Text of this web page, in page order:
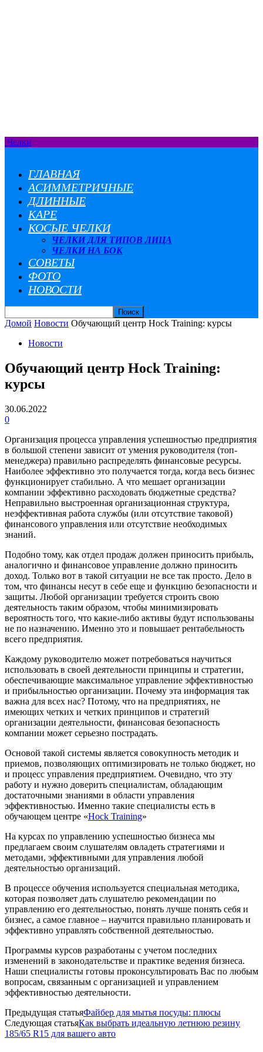
Челки
ГЛАВНАЯ
АСИММЕТРИЧНЫЕ
ДЛИННЫЕ
КАРЕ
КОСЫЕ ЧЕЛКИ
ЧЕЛКИ ДЛЯ ТИПОВ ЛИЦА
ЧЕЛКИ НА БОК
СОВЕТЫ
ФОТО
НОВОСТИ
Домой Новости Обучающий центр Hock Training: курсы
Новости
Обучающий центр Hock Training:
курсы
30.06.2022
0
Организация процесса управления успешностью предприятия
в большой степени зависит от умения руководителя (топ-
менеджера) правильно распределять финансовые ресурсы.
Наиболее эффективно это получается тогда, когда весь бизнес
функционирует стабильно. А что мешает организации
компании эффективно расходовать бюджетные средства?
Неправильно выстроенная организационная структура,
неэффективная работа службы (или отсутствие таковой)
финансового управления или отсутствие необходимых
знаний.
Подобно тому, как отдел продаж должен приносить прибыль,
аналогично и финансовое управление должно приносить
доход. Только вот в такой ситуации не все так просто. Дело в
том, что финансы несут в себе еще и функцию безопасности и
защиты. Любой организации требуется строить свою
деятельность таким образом, чтобы минимизировать
вероятность того, что какие-либо активы будут использованы
не по назначению. Именно это и повышает рентабельность
всего предприятия.
Каждому руководителю может потребоваться научиться
использовать в своей деятельности принципы и стратегии,
обеспечивающие максимальное управление эффективностью
и прибыльностью организации. Почему эта информация так
важна для всех нас? Потому, что на предприятиях, не
имеющих четких и четких принципов и стратегий
организации деятельности, финансовая безопасность
компании может серьезно пострадать.
Основой такой системы является совокупность методик и
приемов, позволяющих оптимизировать не только бюджет, но
и процесс управления предприятием. Очевидно, что эту
работу и нужно доверить специалистам, обладающим
достаточными знаниями в области управления
эффективностью. Именно такие специалисты есть в
обучающем центре «Hock Training»
На курсах по управлению успешностью бизнеса мы
предлагаем своим слушателям овладеть стратегиями и
методами, эффективными для управления любой
деятельностью организаций.
В процессе обучения используется специальная методика,
которая позволяет дать слушателю рекомендации по
управлению его деятельностью, понять лучше понять себя и
бизнес, а самое главное – научится правильно планировать и
эффективно управлять собственной деятельностью.
Программы курсов разработаны с учетом последних
изменений в законодательстве и практике ведения бизнеса.
Наши специалисты готовы проконсультировать Вас по любым
вопросам, связанным с организацией и управлением
эффективностью деятельности.
Предыдущая статьяФайбер для мытья посуды: плюсы
Следующая статьяКак выбрать идеальную летнюю резину
185/65 R15 для вашего авто